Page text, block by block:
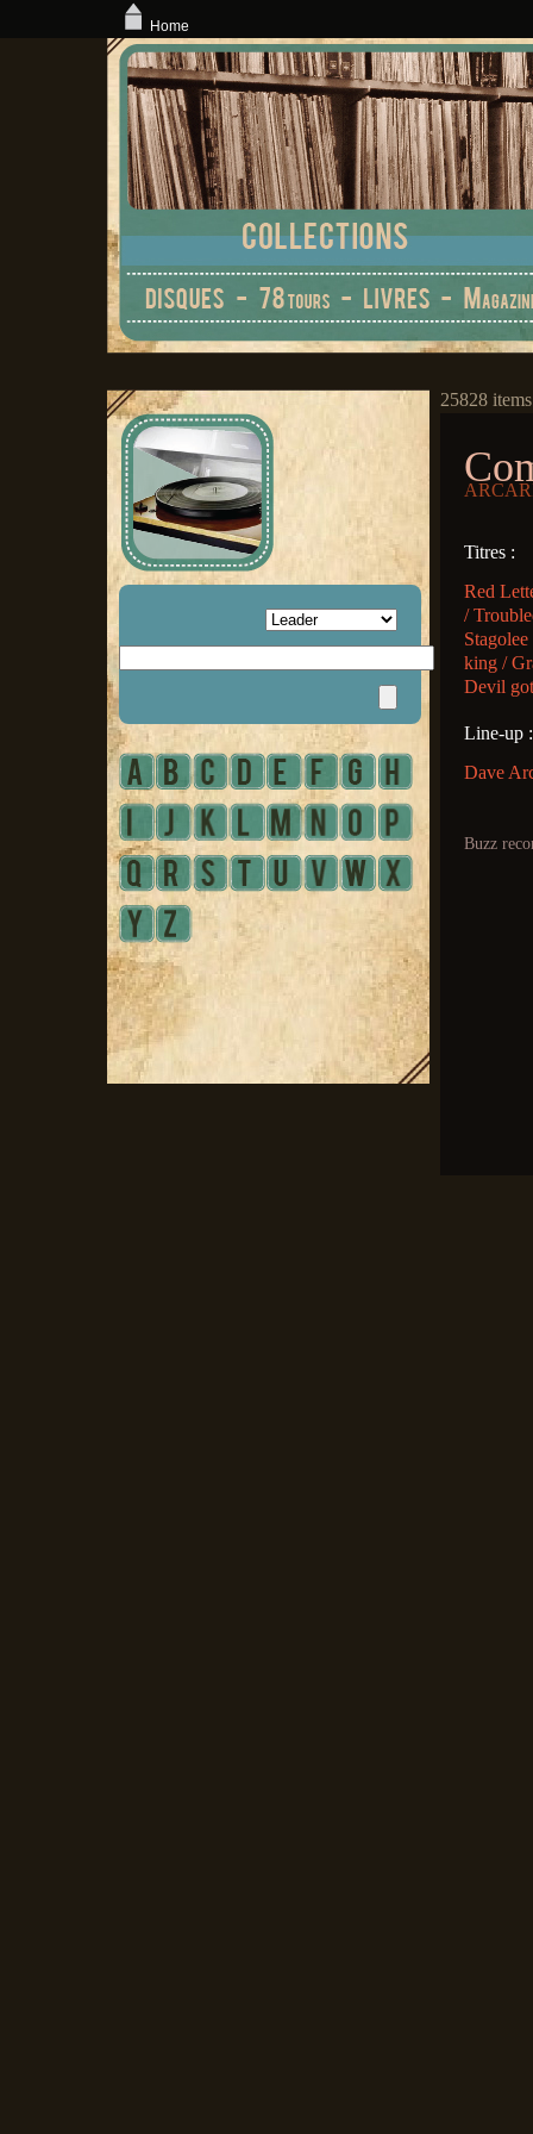
25828 items
Titres :
Red
/
king /
Devil
Line-up :
Dave
Buzz
Home